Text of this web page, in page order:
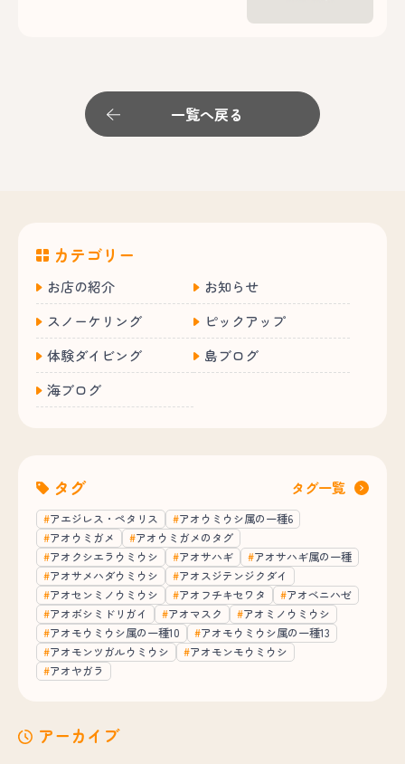
一覧へ戻る
カテゴリー
お店の紹介
お知らせ
スノーケリング
ピックアップ
体験ダイビング
島ブログ
海ブログ
タグ タグ一覧
アエジレス・ペタリス
アオウミウシ属の一種6
アオウミガメ
アオウミガメのタグ
アオクシエラウミウシ
アオサハギ
アオサハギ属の一種
アオサメハダウミウシ
アオスジテンジクダイ
アオセンミノウミウシ
アオフチキセワタ
アオベニハゼ
アオボシミドリガイ
アオマスク
アオミノウミウシ
アオモウミウシ属の一種10
アオモウミウシ属の一種13
アオモンツガルウミウシ
アオモンモウミウシ
アオヤガラ
アーカイブ